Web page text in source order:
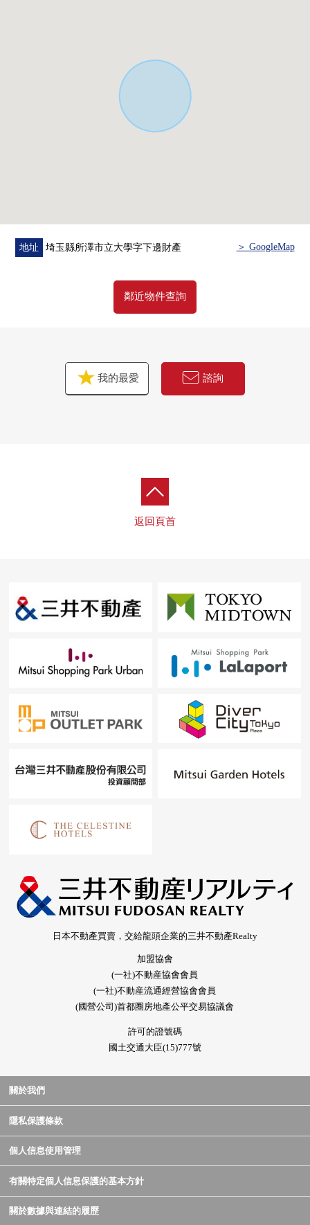
地址 埼玉縣所澤市立大學字下邊財產 ＞ GoogleMap
鄰近物件查詢
我的最愛 諮詢
返回頁首
日本不動產買賣，交給龍頭企業的三井不動產Realty
加盟協會
(一社)不動産協會會員
(一社)不動産流通經營協會會員
(國營公司)首都圈房地產公平交易協議會
許可的證號碼
國土交通大臣(15)777號
關於我們
隱私保護條款
個人信息使用管理
有關特定個人信息保護的基本方針
關於數據與連結的履歷